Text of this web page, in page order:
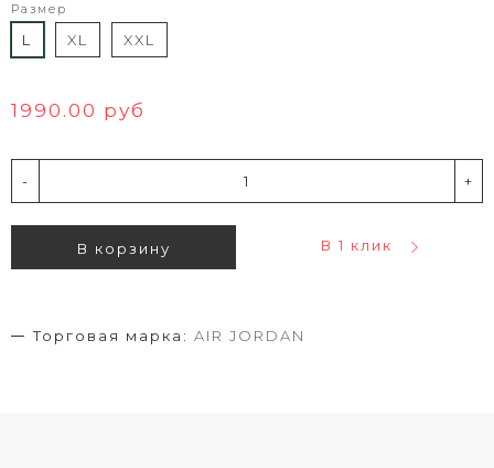
Размер
L XL XXL
1990.00 руб
- +
В корзину В 1 клик
Торговая марка: AIR JORDAN